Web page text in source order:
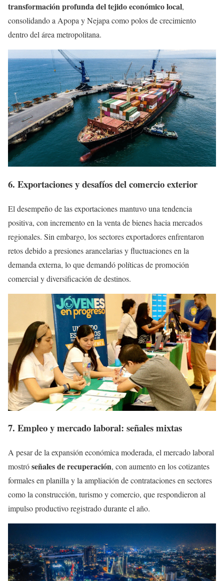
transformación profunda del tejido económico local,
consolidando a Apopa y Nejapa como polos de crecimiento
dentro del área metropolitana.
6. Exportaciones y desafíos del comercio exterior
El desempeño de las exportaciones mantuvo una tendencia
positiva, con incremento en la venta de bienes hacia mercados
regionales. Sin embargo, los sectores exportadores enfrentaron
retos debido a presiones arancelarias y fluctuaciones en la
demanda externa, lo que demandó políticas de promoción
comercial y diversificación de destinos.
7. Empleo y mercado laboral: señales mixtas
A pesar de la expansión económica moderada, el mercado laboral
mostróseñales de recuperación, con aumento en los cotizantes
formales en planilla y la ampliación de contrataciones en sectores
como la construcción, turismo y comercio, que respondieron al
impulso productivo registrado durante el año.